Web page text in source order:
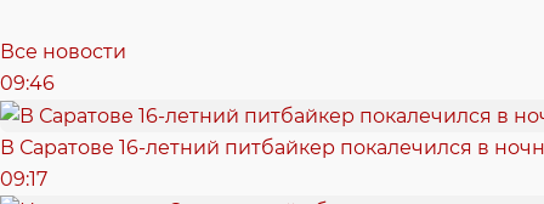
Все новости
09:46
В Саратове 16-летний питбайкер покалечился в
09:17